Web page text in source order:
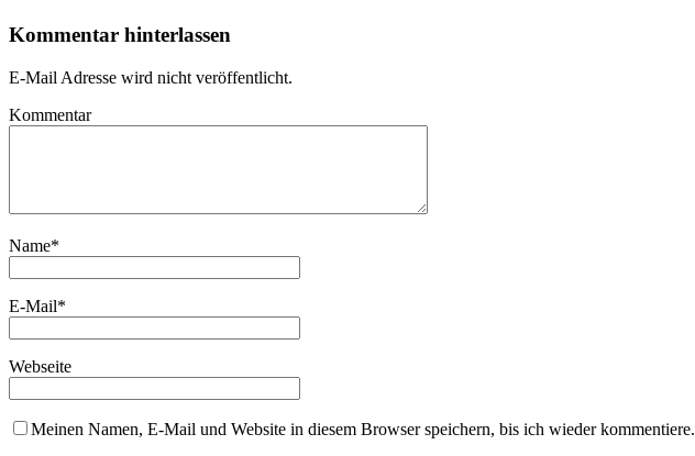
Kommentar hinterlassen
E-Mail Adresse wird nicht veröffentlicht.
Kommentar
Name*
E-Mail*
Webseite
Meinen Namen, E-Mail und Website in diesem Browser speichern, bis ich wieder kommentiere.